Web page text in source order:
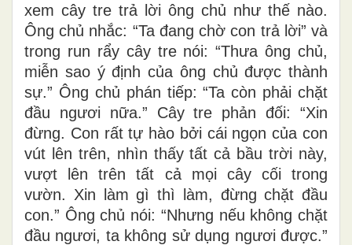
xem cây tre trả lời ông chủ như thế nào.
Ông chủ nhắc: “Ta đang chờ con trả lời” và
trong run rẩy cây tre nói: “Thưa ông chủ,
miễn sao ý định của ông chủ được thành
sự.” Ông chủ phán tiếp: “Ta còn phải chặt
đầu ngươi nữa.” Cây tre phản đối: “Xin
đừng. Con rất tự hào bởi cái ngọn của con
vút lên trên, nhìn thấy tất cả bầu trời này,
vượt lên trên tất cả mọi cây cối trong
vườn. Xin làm gì thì làm, đừng chặt đầu
con.” Ông chủ nói: “Nhưng nếu không chặt
đầu ngươi, ta không sử dụng ngươi được.”